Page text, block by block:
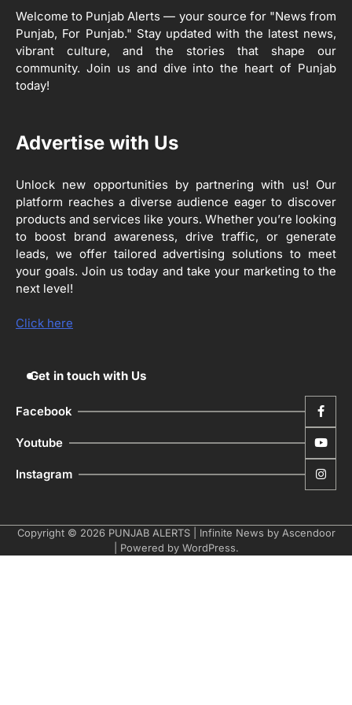
ਖੇਤੀਬਾੜੀ ਵਿਭਾਗ ਵੱਲੋਂ ‘ਮਿਸ਼ਨ ਫਾਰ ਕਾਟਨ
ਪ੍ਰੋਡਕਟੀਵਿਟੀ’ ਅਧੀਨ ਪਿੰਡ ਬਧਾਈ ਵਿਖੇ ‘ਖੇਤ
ਦਿਵਸ’ ਆਯੋਜਿਤ
Editor
3
ਸਕੀਮਾਂ ਦਾ ਜਾਇਜ਼ਾ
Editor
4
ਹੁਸ਼ਿਆਰਪੁਰ ਜ਼ਿਲ੍ਹੇ ਵ‘ ਈ.ਐੱਫ. ਡਿਜੀਟਾਈਜ਼ੇਸ਼ਨ
ਦਾ ਕੰਮ 99.92 ਫੀਸਦੀ ਮੁਕੰਮਲ: ਜ਼ਿਲ੍ਹਾ ਚੋਣ
ਅਫ਼ਸਰ
ਮੋਦੀ ਜੀ ਪੁਲਿਸ ਦੇ ਦਮ ‘ਤੇ ਨੈਸ਼ਨਲ ਟਾਊਨਹਾਲ
ਅਗੇਂਸਟ ਈ-20 ਨੂੰ ਰੋਕਣ ਦੀ ਕੋਸ਼ਿਸ਼ ਕਰ ਰਹੇ
Welcome to Punjab Alerts — your source for "News from
Punjab, For Punjab." Stay updated with the latest news,
vibrant culture, and the stories that shape our
community. Join us and dive into the heart of Punjab
today!
Advertise with Us
Unlock new opportunities by partnering with us! Our
platform reaches a diverse audience eager to discover
products and services like yours. Whether you’re looking
to boost brand awareness, drive traffic, or generate
leads, we offer tailored advertising solutions to meet
your goals. Join us today and take your marketing to the
next level!
Click here
Get in touch with Us
Facebook
Youtube
Instagram
Copyright © 2026 PUNJAB ALERTS| Infinite News by Ascendoor
| Powered by WordPress.